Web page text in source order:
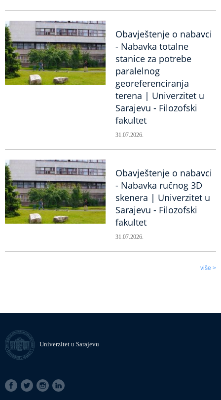
Obavještenje o nabavci
- Nabavka totalne
stanice za potrebe
paralelnog
georeferenciranja
terena | Univerzitet u
Sarajevu - Filozofski
fakultet
31.07.2026.
Obavještenje o nabavci
- Nabavka ručnog 3D
skenera | Univerzitet u
Sarajevu - Filozofski
fakultet
31.07.2026.
više >
Univerzitet u Sarajevu
SOCIAL
LINKS